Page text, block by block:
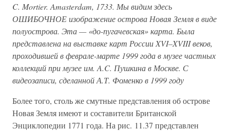
C. Mortier. Amasterdam, 1733. Мы видим здесь
ОШИБОЧНОЕ изображение острова Новая Земля в виде
полуострова. Эта — «до-пугачевская» карта. Была
представлена на выставке карт России XVI–XVIII веков,
проходившей в феврале-марте 1999 года в музее частных
коллекций при музее им. A.C. Пушкина в Москве. С
видеозаписи, сделанной А.Т. Фоменко в 1999 году
Более того, столь же смутные представления об острове
Новая Земля имеют и составители Британской
Энциклопедии 1771 года. На рис. 11.37 представлен